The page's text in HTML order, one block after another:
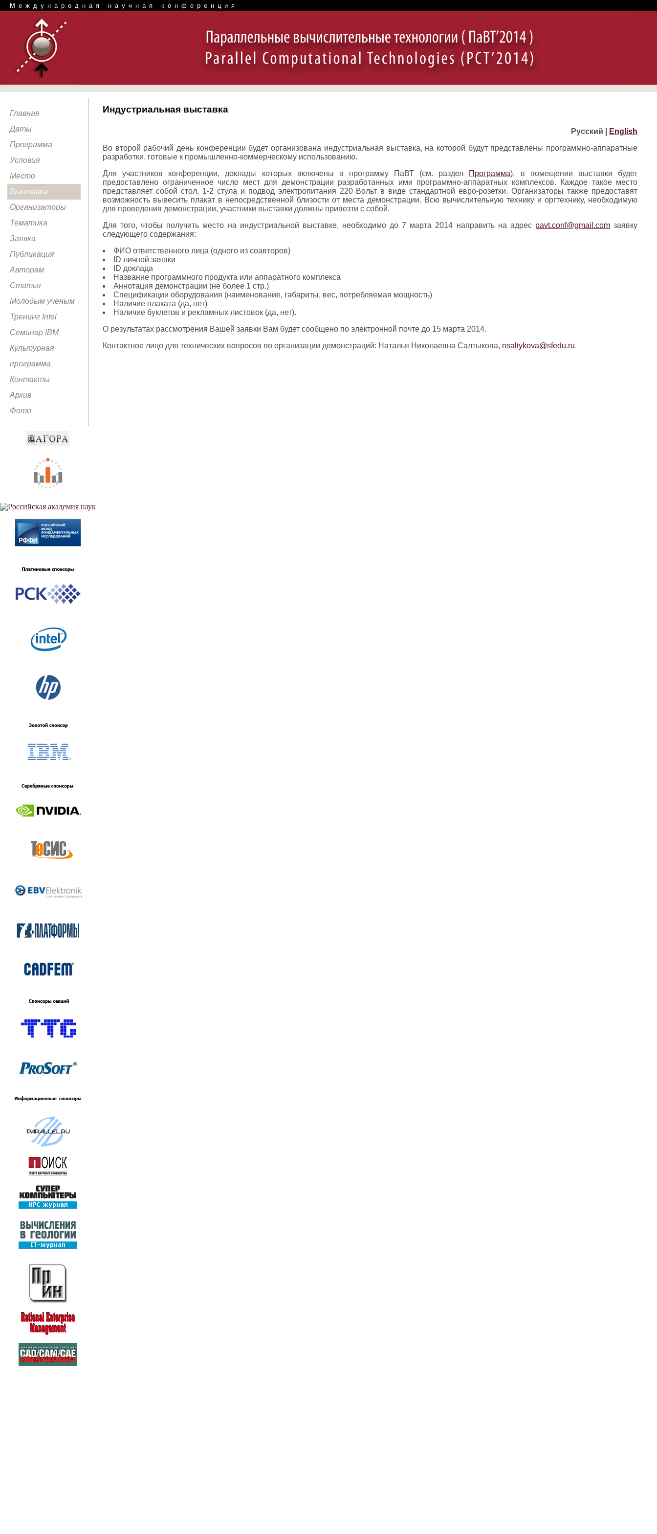
Международная научная конференция
Главная
Даты
Программа
Условия
Место
Выставка
Организаторы
Тематика
Заявка
Публикация
Авторам
Статья
Молодым ученым
Тренинг Intel
Семинар IBM
Культурная
программа
Контакты
Архив
Фото
Индустриальная выставка
Русский |
English
Во второй рабочий день конференции будет организована индустриальная выставка, на которой будут представлены программно-аппаратные
разработки, готовые к промышленно-коммерческому использованию.
Для участников конференции, доклады которых включены в программу ПаВТ (см. раздел Программа), в помещении выставки будет
предоставлено ограниченное число мест для демонстрации разработанных ими программно-аппаратных комплексов. Каждое такое место
представляет собой стол, 1-2 стула и подвод электропитания 220 Вольт в виде стандартной евро-розетки. Организаторы также предоставят
возможность вывесить плакат в непосредственной близости от места демонстрации. Всю вычислительную технику и оргтехнику, необходимую
для проведения демонстрации, участники выставки должны привезти с собой.
Для того, чтобы получить место на индустриальной выставке, необходимо до 7 марта 2014 направить на адрес pavt.conf@gmail.comзаявку
следующего содержания:
ФИО ответственного лица (одного из соавторов)
ID личной заявки
ID доклада
Название программного продукта или аппаратного комплекса
Аннотация демонстрации (не более 1 стр.)
Спецификации оборудования (наименование, габариты, вес, потребляемая мощность)
Наличие плаката (да, нет)
Наличие буклетов и рекламных листовок (да, нет).
О результатах рассмотрения Вашей заявки Вам будет сообщено по электронной почте до 15 марта 2014.
Контактное лицо для технических вопросов по организации демонстраций: Наталья Николаевна Салтыкова, nsaltykova@sfedu.ru.